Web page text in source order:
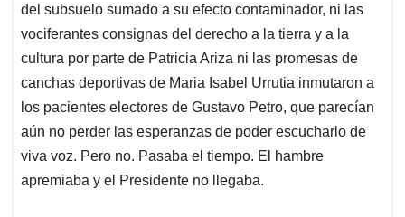
del subsuelo sumado a su efecto contaminador, ni las
vociferantes consignas del derecho a la tierra y a la
cultura por parte de Patricia Ariza ni las promesas de
canchas deportivas de Maria Isabel Urrutia inmutaron a
los pacientes electores de Gustavo Petro, que parecían
aún no perder las esperanzas de poder escucharlo de
viva voz. Pero no. Pasaba el tiempo. El hambre
apremiaba y el Presidente no llegaba.